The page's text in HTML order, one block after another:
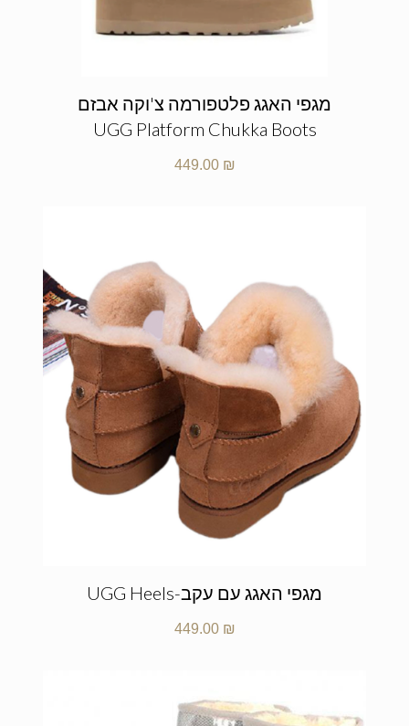
מגפי האגג פלטפורמה צ'וקה אבזם
UGG Platform Chukka Boots
449.00 ₪
מגפי האגג עם עקב-UGG Heels
449.00 ₪